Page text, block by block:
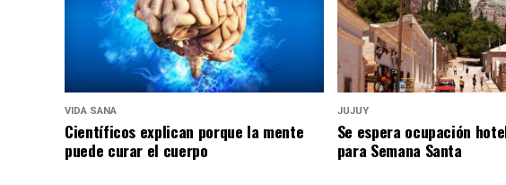
VIDA SANA
Científicos explican porque la mente
puede curar el cuerpo
JUJUY
Se espera ocupación
para Semana Santa